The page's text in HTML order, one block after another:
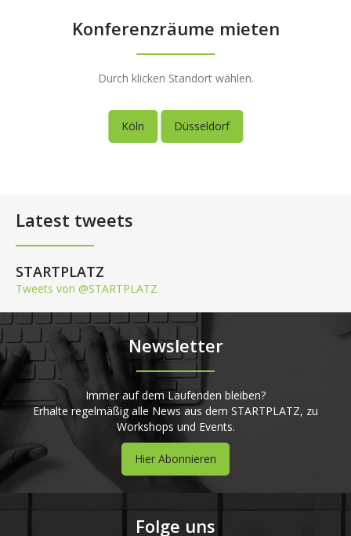
Konferenzräume mieten
Durch klicken Standort wählen.
Köln Düsseldorf
Latest tweets
STARTPLATZ
Tweets von @STARTPLATZ
Newsletter
Immer auf dem Laufenden bleiben?
Erhalte regelmäßig alle News aus dem STARTPLATZ, zu
Workshops und Events.
Hier Abonnieren
Folge uns